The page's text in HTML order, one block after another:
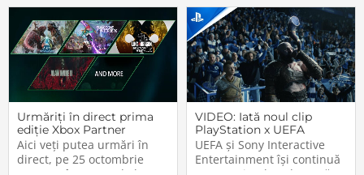
Urmăriți în direct prima
ediție Xbox Partner
Preview
Aici veți putea urmări în
direct, pe 25 octombrie
VIDEO: Iată noul clip
PlayStation x UEFA
Champions League. Nu
lipsesc vedetele din
jocurile Sony
UEFA și Sony Interactive
Entertainment își continuă